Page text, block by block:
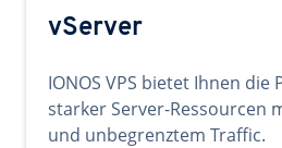
vServer
IONOS VPS bietet Ihnen die
starker Server-Ressourcen
und unbegrenztem Traffic.